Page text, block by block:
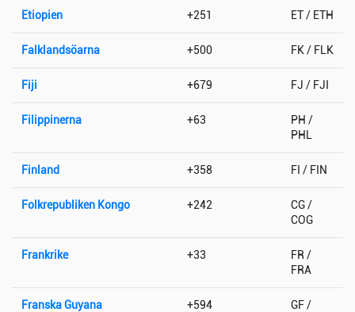
Etiopien +251 ET / ETH
Falklandsöarna +500 FK / FLK
Fiji +679 FJ / FJI
Filippinerna +63
PH /
PHL
Finland +358 FI / FIN
Folkrepubliken Kongo +242
CG /
COG
Frankrike +33
FR /
FRA
Franska Guyana +594
GF /